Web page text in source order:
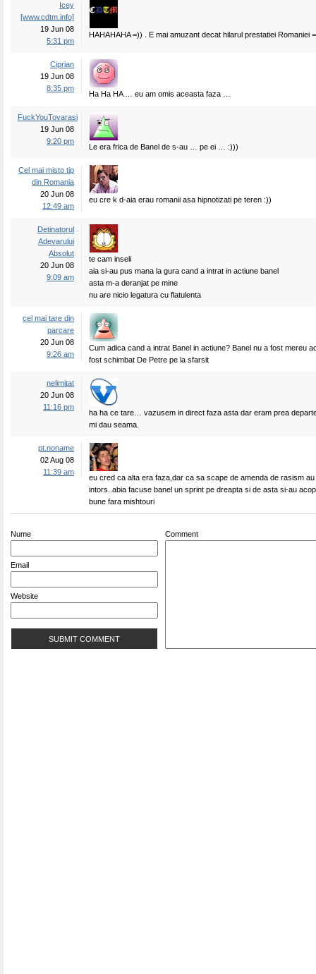
Icey
[www.cdtm.info]
19 Jun 08
5:31 pm
HAHAHAHA =)) . E mai amuzant decat hilarul prestatiei Romaniei
Ciprian
19 Jun 08
8:35 pm
Ha Ha HA … eu am omis aceasta faza …
FuckYouTovarasi
19 Jun 08
9:20 pm
Le era frica de Banel de s-au … pe ei … :)))
Cel mai misto tip
din Romania
20 Jun 08
12:49 am
eu cre k d-aia erau romanii asa hipnotizati pe teren :))
Detinatorul
Adevarului
Absolut
20 Jun 08
9:09 am
te cam inseli
aia si-au pus mana la gura cand a intrat in actiune banel
asta m-a deranjat pe mine
nu are nicio legatura cu flatulenta
cel mai tare din
parcare
20 Jun 08
9:26 am
Cum adica cand a intrat Banel in actiune? Banel nu a fost mereu
fost schimbat De Petre pe la sfarsit
nelimitat
20 Jun 08
11:16 pm
ha ha ce tare… vazusem in direct faza asta dar eram prea
mi dau seama.
pt.noname
02 Aug 08
11:39 am
eu cred ca alta era faza,dar ca sa scape de amenda de rasism au
intors..abia facuse banel un sprint pe dreapta si de asta si-au
bune fara mishtouri
Nume
Email
Website
Comment